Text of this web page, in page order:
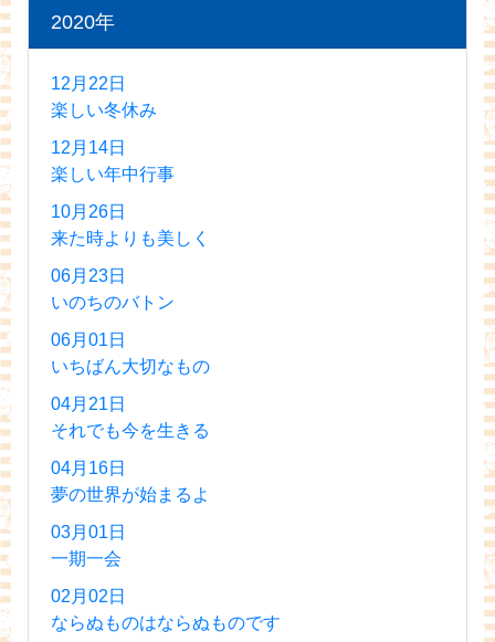
2020年
12月22日
楽しい冬休み
12月14日
楽しい年中行事
10月26日
来た時よりも美しく
06月23日
いのちのバトン
06月01日
いちばん大切なもの
04月21日
それでも今を生きる
04月16日
夢の世界が始まるよ
03月01日
一期一会
02月02日
ならぬものはならぬものです